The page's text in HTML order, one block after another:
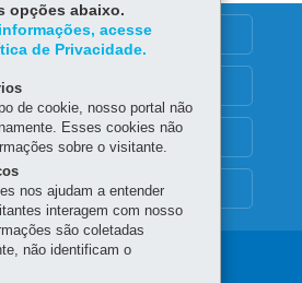
INSTITUCIONAL
opções abaixo.
acesse
de Privacidade.
de cookie, nosso portal não
Esses cookies não
sobre o visitante.
nos ajudam a entender
interagem com nosso
são coletadas
não identificam o